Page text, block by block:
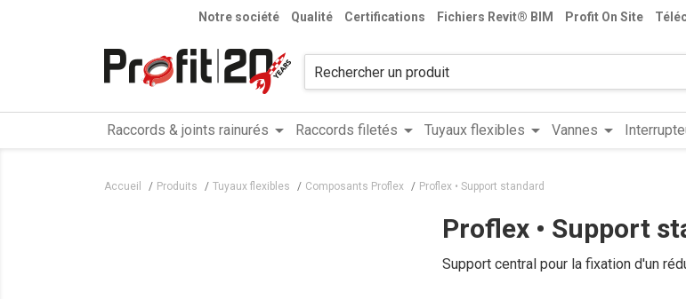
Notre société Qualité Certifications Fichiers Revit® BIM Profit On Site
Raccords & joints rainurés arrow_drop_down Raccords filetés arrow_drop_down Tuyaux flexibles arrow_drop_down Vannes arrow_drop_down
Accueil Produits Tuyaux flexibles Composants Proflex Proflex • Support standard
Proflex • Support
Support central pour la fixation d'un